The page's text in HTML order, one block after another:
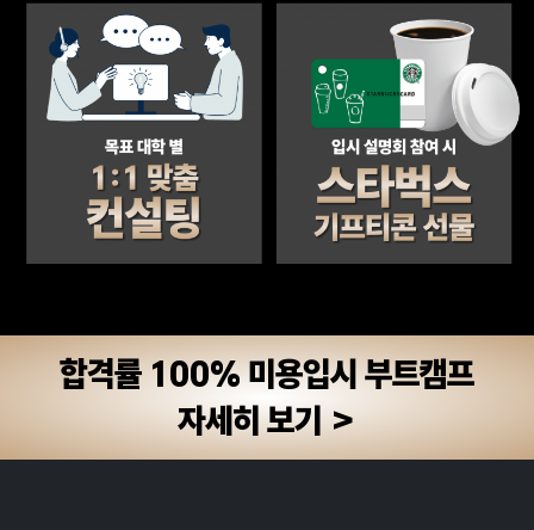
합격률 100% 미용입시 부트캠프
자세히 보기 >